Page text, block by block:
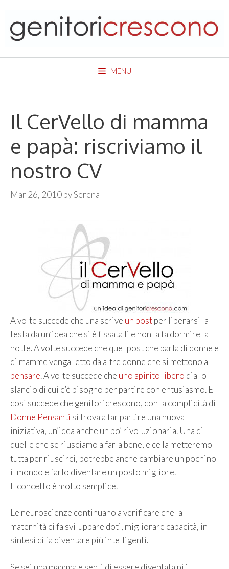
content
MENU
Il CerVello di mamma
e papà: riscriviamo il
nostro CV
Mar 26, 2010bySerena
A volte succede che una scrive un postper liberarsi la
testa da un’idea che si è fissata li e non la fa dormire la
notte. A volte succede che quel post che parla di donne e
di mamme venga letto da altre donne che si mettono a
pensare. A volte succede che uno spirito libero dia lo
slancio di cui c’è bisogno per partire con entusiasmo. E
così succede che genitoricrescono, con la complicità di
Donne Pensanti si trova a far partire una nuova
iniziativa, un’idea anche un po’ rivoluzionaria. Una di
quelle che se riusciamo a farla bene, e ce la metteremo
tutta per riuscirci, potrebbe anche cambiare un pochino
il mondo e farlo diventare un posto migliore.
Il concetto è molto semplice.
Le neuroscienze continuano a verificare che la
maternità ci fa sviluppare doti, migliorare capacità, in
sintesi ci fa diventare più intelligenti.